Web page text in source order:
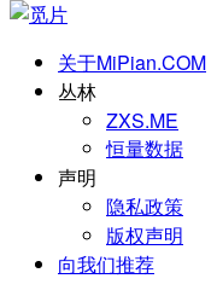
关于MiPian.COM
丛林
ZXS.ME
恒量数据
声明
隐私政策
版权声明
向我们推荐